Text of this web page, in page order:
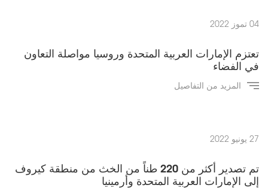
04 تموز 2022
تعتزم الإمارات العربية المتحدة وروسيا مواصلة التعاون
في الفضاء
المزيد من التفاصيل
27 يونيو 2022
تم تصدير أكثر من 220 طناً من الخث من منطقة كيروف
إلى الإمارات العربية المتحدة وأرمينيا